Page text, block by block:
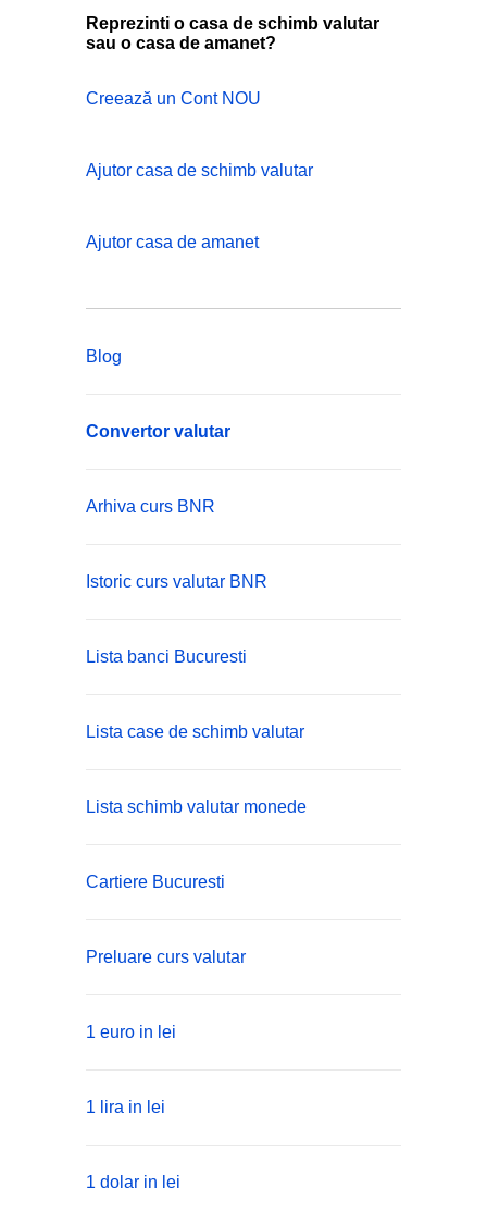
Reprezinti o casa de schimb valutar
sau o casa de amanet?
Creează un Cont NOU
Ajutor casa de schimb valutar
Ajutor casa de amanet
Blog
Convertor valutar
Arhiva curs BNR
Istoric curs valutar BNR
Lista banci Bucuresti
Lista case de schimb valutar
Lista schimb valutar monede
Cartiere Bucuresti
Preluare curs valutar
1 euro in lei
1 lira in lei
1 dolar in lei